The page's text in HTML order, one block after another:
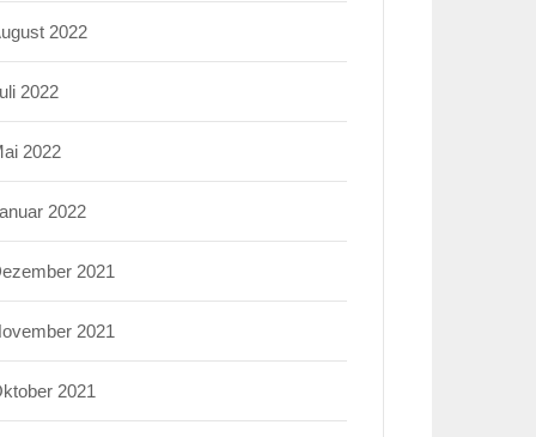
2022
2022
2022
2022
2021
2021
2021